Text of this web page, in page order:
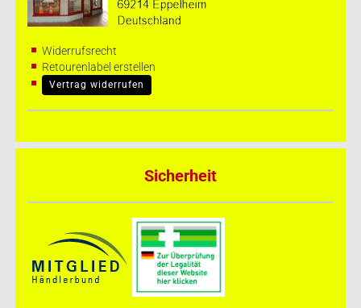
Widerrufsrecht
Retourenlabel erstellen
Vertrag widerrufen
Sicherheit